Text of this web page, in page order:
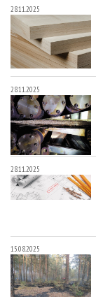
28.11.2025
28.11.2025
28.11.2025
15.08.2025